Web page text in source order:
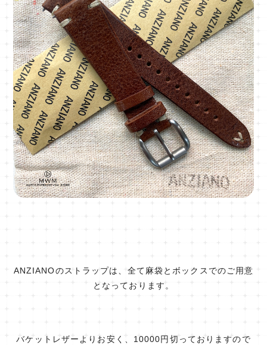
ANZIANOのストラップは、全て麻袋とボックスでのご用意
となっております。
バケットレザーよりお安く、10000円切っておりますので